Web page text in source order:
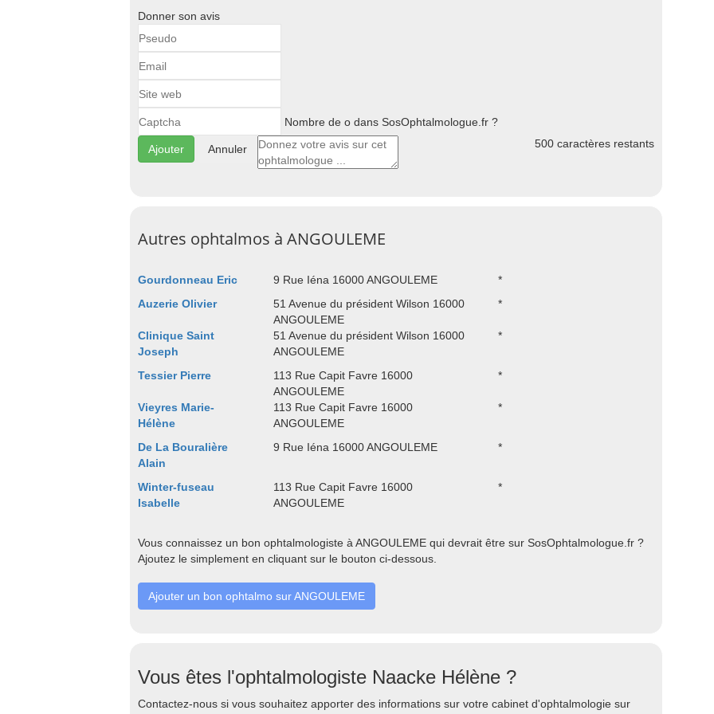
Donner son avis
Nombre de o dans SosOphtalmologue.fr ?
Annuler 500 caractères restants
Autres ophtalmos à ANGOULEME
Gourdonneau Eric 9 Rue Iéna 16000 ANGOULEME
*
Auzerie Olivier
51 Avenue du président Wilson 16000
ANGOULEME
*
Clinique Saint
Joseph
51 Avenue du président Wilson 16000
ANGOULEME
*
Tessier Pierre
113 Rue Capit Favre 16000
ANGOULEME
*
Vieyres Marie-
Hélène
113 Rue Capit Favre 16000
ANGOULEME
*
De La Bouralière
Alain
9 Rue Iéna 16000 ANGOULEME *
Winter-fuseau
Isabelle
113 Rue Capit Favre 16000
ANGOULEME
*
Vous connaissez un bon ophtalmologiste à ANGOULEME qui devrait être sur SosOphtalmologue.fr ?
Ajoutez le simplement en cliquant sur le bouton ci-dessous.
Ajouter un bon ophtalmo sur ANGOULEME
Vous êtes l'ophtalmologiste Naacke Hélène ?
Contactez-nous si vous souhaitez apporter des informations sur votre cabinet d'ophtalmologie sur